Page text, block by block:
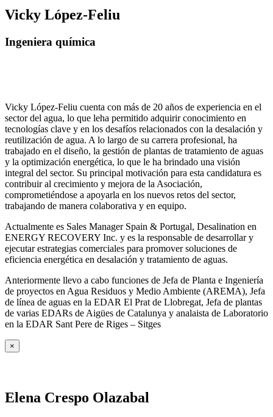
Vicky López-Feliu
Ingeniera química
Vicky López-Feliu cuenta con más de 20 años de experiencia en el
sector del agua, lo que leha permitido adquirir conocimiento en
tecnologías clave y en los desafíos relacionados con la desalación y
reutilización de agua. A lo largo de su carrera profesional, ha
trabajado en el diseño, la gestión de plantas de tratamiento de aguas
y la optimización energética, lo que le ha brindado una visión
integral del sector. Su principal motivación para esta candidatura es
contribuir al crecimiento y mejora de la Asociación,
comprometiéndose a apoyarla en los nuevos retos del sector,
trabajando de manera colaborativa y en equipo.
Actualmente es Sales Manager Spain & Portugal, Desalination en
ENERGY RECOVERY Inc. y es la responsable de desarrollar y
ejecutar estrategias comerciales para promover soluciones de
eficiencia energética en desalación y tratamiento de aguas.
Anteriormente llevo a cabo funciones de Jefa de Planta e Ingeniería
de proyectos en Agua Residuos y Medio Ambiente (AREMA), Jefa
de línea de aguas en la EDAR El Prat de Llobregat, Jefa de plantas
de varias EDARs de Aigües de Catalunya y analaista de Laboratorio
en la EDAR Sant Pere de Riges – Sitges
×
Elena Crespo Olazabal